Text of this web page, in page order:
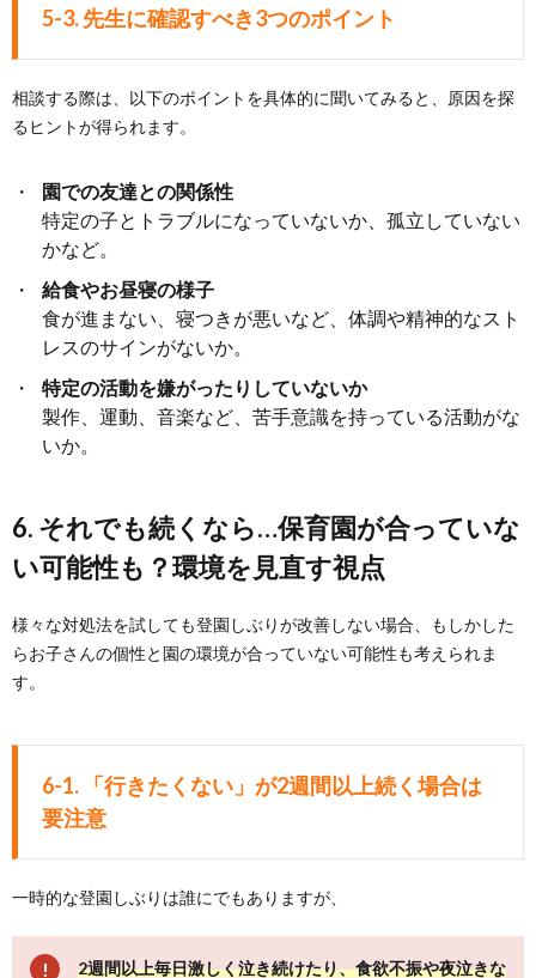
5-3. 先生に確認すべき3つのポイント
相談する際は、以下のポイントを具体的に聞いてみると、原因を探
るヒントが得られます。
園での友達との関係性
特定の子とトラブルになっていないか、孤立していない
かなど。
給食やお昼寝の様子
食が進まない、寝つきが悪いなど、体調や精神的なスト
レスのサインがないか。
特定の活動を嫌がったりしていないか
製作、運動、音楽など、苦手意識を持っている活動がな
いか。
6. それでも続くなら…保育園が合っていな
い可能性も？環境を見直す視点
様々な対処法を試しても登園しぶりが改善しない場合、もしかした
らお子さんの個性と園の環境が合っていない可能性も考えられま
す。
6-1. 「行きたくない」が2週間以上続く場合は
要注意
一時的な登園しぶりは誰にでもありますが、
2週間以上毎日激しく泣き続けたり、食欲不振や夜泣きな